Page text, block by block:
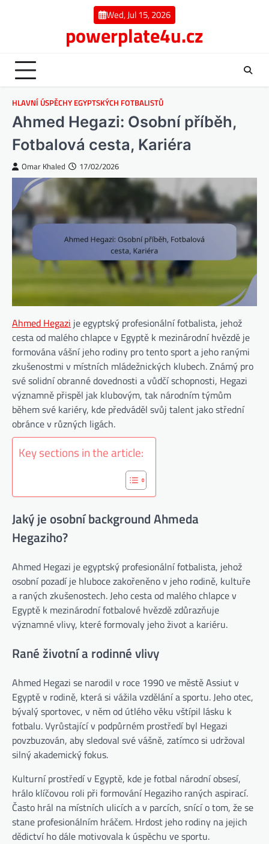
Wed, Jul 15, 2026
powerplate4u.cz
HLAVNÍ ÚSPĚCHY EGYPTSKÝCH FOTBALISTŮ
Ahmed Hegazi: Osobní příběh,
Fotbalová cesta, Kariéra
Omar Khaled 17/02/2026
Ahmed Hegazi je egyptský profesionální fotbalista, jehož
cesta od malého chlapce v Egyptě k mezinárodní hvězdě je
formována vášní jeho rodiny pro tento sport a jeho ranými
zkušenostmi v místních mládežnických klubech. Známý pro
své solidní obranné dovednosti a vůdčí schopnosti, Hegazi
významně přispěl jak klubovým, tak národním týmům
během své kariéry, kde předváděl svůj talent jako střední
obránce v různých ligách.
Key sections in the article:
Jaký je osobní background Ahmeda
Hegaziho?
Ahmed Hegazi je egyptský profesionální fotbalista, jehož
osobní pozadí je hluboce zakořeněno v jeho rodině, kultuře
a raných zkušenostech. Jeho cesta od malého chlapce v
Egyptě k mezinárodní fotbalové hvězdě zdůrazňuje
významné vlivy, které formovaly jeho život a kariéru.
Rané životní a rodinné vlivy
Ahmed Hegazi se narodil v roce 1990 ve městě Assiut v
Egyptě v rodině, která si vážila vzdělání a sportu. Jeho otec,
bývalý sportovec, v něm od útlého věku vštípil lásku k
fotbalu. Vyrůstající v podpůrném prostředí byl Hegazi
povzbuzován, aby sledoval své vášně, zatímco si udržoval
silný akademický fokus.
Kulturní prostředí v Egyptě, kde je fotbal národní obsesí,
hrálo klíčovou roli při formování Hegaziho raných aspirací.
Často hrál na místních ulicích a v parcích, snící o tom, že se
stane profesionálním hráčem. Hrdost jeho rodiny na jejich
dědictví ho dále motivovala k úspěchu ve sportu.